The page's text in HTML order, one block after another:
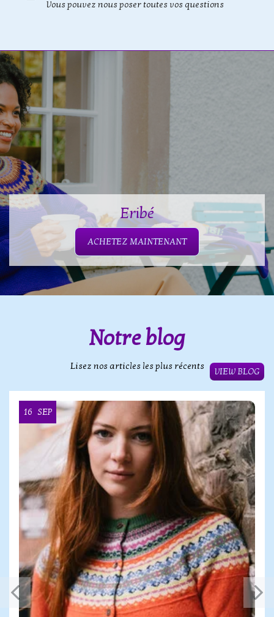
Vous pouvez nous poser toutes vos questions
Eribé
ACHETEZ MAINTENANT
Notre blog
Lisez nos articles les plus récents
VIEW BLOG
16 SEP